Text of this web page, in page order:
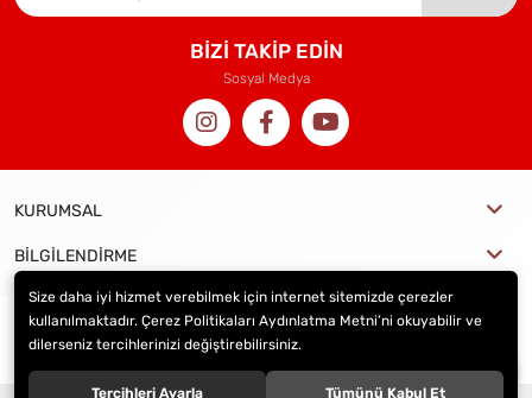
BİZİ TAKİP EDİN
Sosyal Medya
KURUMSAL
BİLGİLENDİRME
Mutlu Tavukçuluk
Size daha iyi hizmet verebilmek için internet sitemizde çerezler
kullanılmaktadır. Çerez Politikaları Aydınlatma Metni’ni okuyabilir ve
dilerseniz tercihlerinizi değiştirebilirsiniz.
Tercihleri Ayarla Tümünü Kabul Et